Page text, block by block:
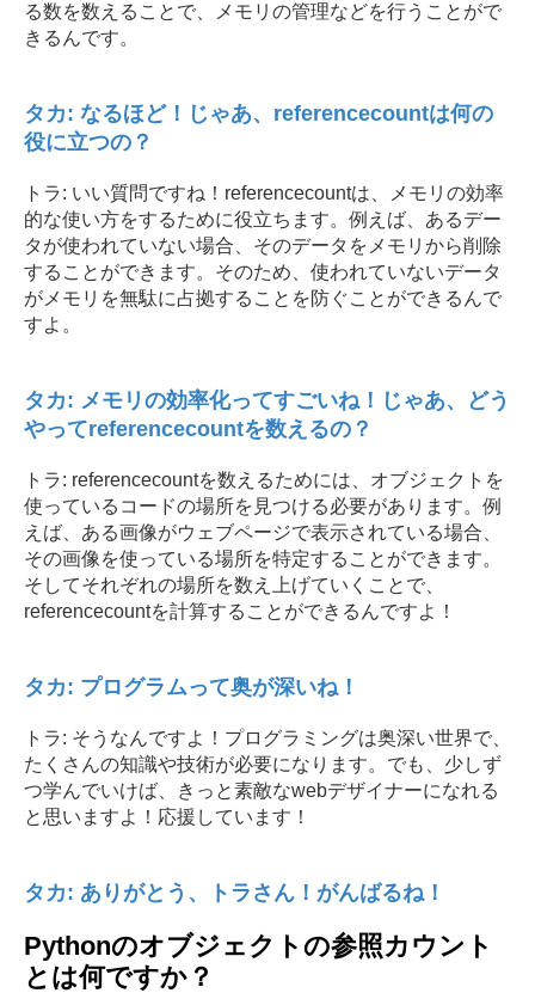
る数を数えることで、メモリの管理などを行うことがで
きるんです。
タカ: なるほど！じゃあ、referencecountは何の
役に立つの？
トラ: いい質問ですね！referencecountは、メモリの効率
的な使い方をするために役立ちます。例えば、あるデー
タが使われていない場合、そのデータをメモリから削除
することができます。そのため、使われていないデータ
がメモリを無駄に占拠することを防ぐことができるんで
すよ。
タカ: メモリの効率化ってすごいね！じゃあ、どう
やってreferencecountを数えるの？
トラ: referencecountを数えるためには、オブジェクトを
使っているコードの場所を見つける必要があります。例
えば、ある画像がウェブページで表示されている場合、
その画像を使っている場所を特定することができます。
そしてそれぞれの場所を数え上げていくことで、
referencecountを計算することができるんですよ！
タカ: プログラムって奥が深いね！
トラ: そうなんですよ！プログラミングは奥深い世界で、
たくさんの知識や技術が必要になります。でも、少しず
つ学んでいけば、きっと素敵なwebデザイナーになれる
と思いますよ！応援しています！
タカ: ありがとう、トラさん！がんばるね！
Pythonのオブジェクトの参照カウント
とは何ですか？